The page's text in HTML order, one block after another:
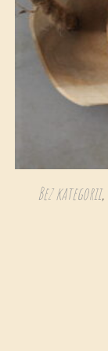
Bez kategorii,